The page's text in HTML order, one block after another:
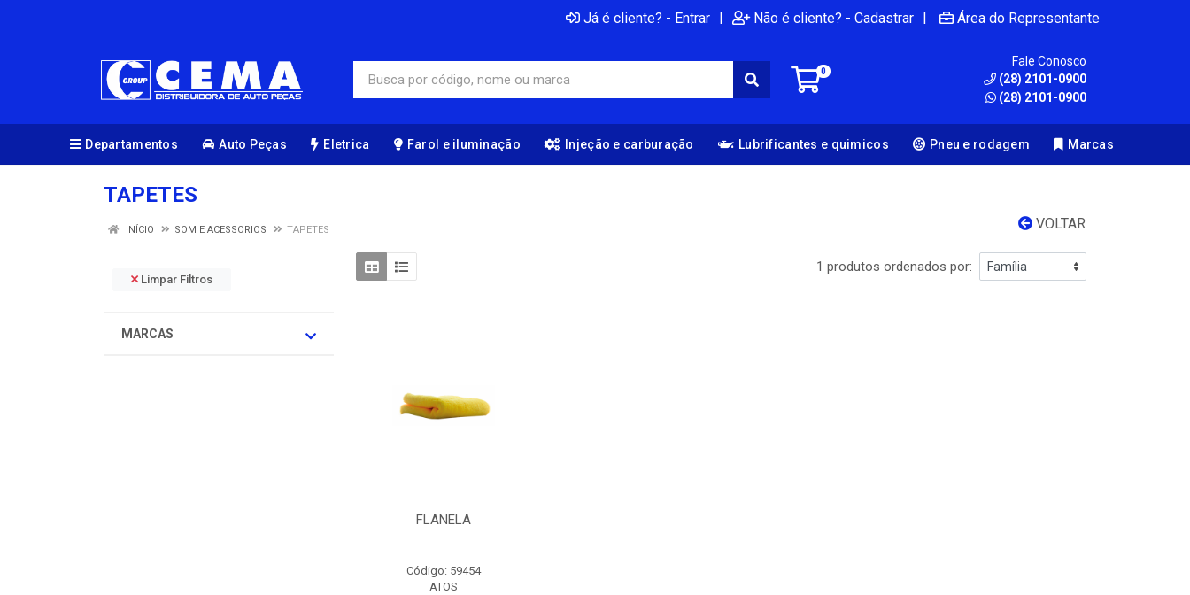
Já é cliente? - Entrar | Não é cliente? - Cadastrar | Área do Representante
0
Fale Conosco
(28) 2101-0900
(28) 2101-0900
Departamentos Auto Peças Eletrica Farol e iluminação Injeção e carburação Lubrificantes e quimicos Pneu e rodagem Marcas
TAPETES
VOLTAR
INÍCIO SOM E ACESSORIOS TAPETES
Limpar Filtros
MARCAS
1 produtos ordenados por:
FLANELA
Código: 59454
ATOS